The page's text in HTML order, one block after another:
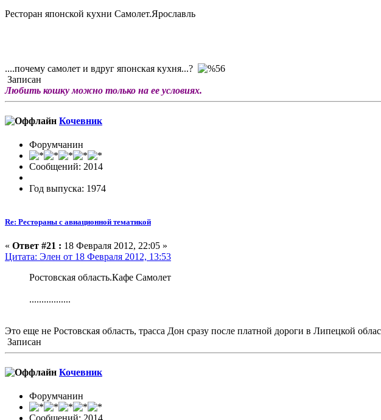
Ресторан японской кухни Самолет.Ярославль
....почему самолет и вдруг японская кухня...?
Записан
Любить кошку можно только на ее условиях.
Кочевник
Форумчанин
Сообщений: 2014
Год выпуска: 1974
Re: Рестораны с авиационной тематикой
« Ответ #21 : 18 Февраля 2012, 22:05 »
Цитата: Элен от 18 Февраля 2012, 13:53
Ростовская область.Кафе Самолет
.................
Это еще не Ростовская область, трасса Дон сразу после платной дороги в Липецкой
Записан
Кочевник
Форумчанин
Сообщений: 2014